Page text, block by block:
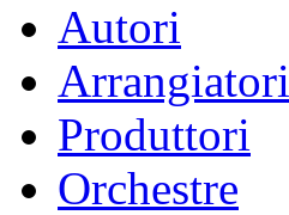
Autori
Arrangiatori
Produttori
Orchestre